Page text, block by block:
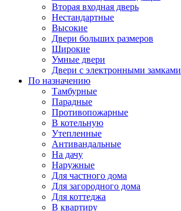
Вторая входная дверь
Нестандартные
Высокие
Двери больших размеров
Широкие
Умные двери
Двери с электронными замками
По назначению
Тамбурные
Парадные
Противопожарные
В котельную
Утепленные
Антивандальные
На дачу
Наружные
Для частного дома
Для загородного дома
Для коттеджа
В квартиру